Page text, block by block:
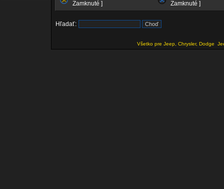
Zamknuté ] Zamknuté ]
Hľadať:
Všetko pre Jeep, Chrysler, Dodge